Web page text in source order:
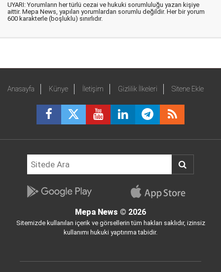
UYARI: Yorumların her türlü cezai ve hukuki sorumluluğu yazan kişiye
aittir. Mepa News, yapılan yorumlardan sorumlu değildir. Her bir yorum
600 karakterle (boşluklu) sınırlıdır.
Anasayfa Künye İletişim Gizlilik İlkeleri Sitene Ekle
Mepa News © 2026
Sitemizde kullanılan içerik ve görsellerin tüm hakları saklıdır, izinsiz
kullanımı hukuki yaptırıma tabidir.